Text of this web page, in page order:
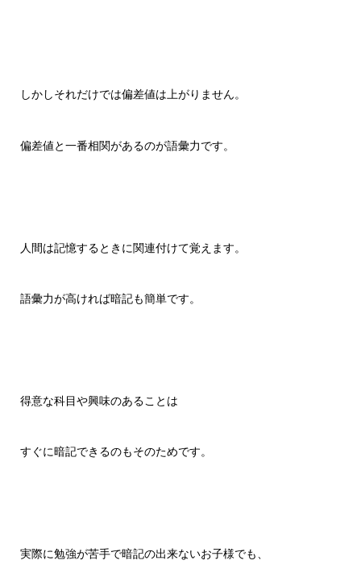
しかしそれだけでは偏差値は上がりません。
偏差値と一番相関があるのが語彙力です。
人間は記憶するときに関連付けて覚えます。
語彙力が高ければ暗記も簡単です。
得意な科目や興味のあることは
すぐに暗記できるのもそのためです。
実際に勉強が苦手で暗記の出来ないお子様でも、